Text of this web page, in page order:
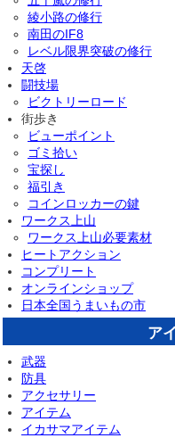
綾小路の修行
南田のIF8
レベル限界突破の修行
天啓
闘技場
ビクトリーロード
街歩き
ビューポイント
ゴミ拾い
宝探し
福引き
コインロッカーの鍵
ワークス上山
ワークス上山必要素材
ヒートアクション
コンプリート
オンラインショップ
日本全国うまいもの市
ア
武器
防具
アクセサリー
アイテム
イカサマアイテム